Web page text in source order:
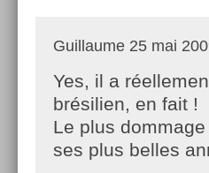
Guillaume 25 mai
Yes, il a
brésilien, en fait !
Le plus
ses plus belles